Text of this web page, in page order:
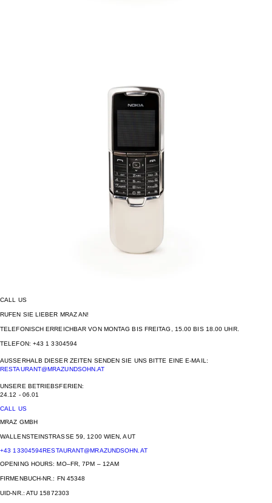
CALL US
RUFEN SIE LIEBER MRAZ AN!
TELEFONISCH ERREICHBAR VON MONTAG BIS FREITAG, 15.00 BIS 18.00 UHR.
TELEFON: +43 1 3304594
AUSSERHALB DIESER ZEITEN SENDEN SIE UNS BITTE EINE E-MAIL:
RESTAURANT@MRAZUNDSOHN.AT
UNSERE BETRIEBSFERIEN:
24.12 - 06.01
CALL US
MRAZ GMBH
WALLENSTEINSTRASSE 59, 1200 WIEN, AUT
+43 13304594RESTAURANT@MRAZUNDSOHN.AT
OPENING HOURS: MO–FR, 7PM – 12AM
FIRMENBUCH-NR.: FN 45348
UID-NR.: ATU 15872303